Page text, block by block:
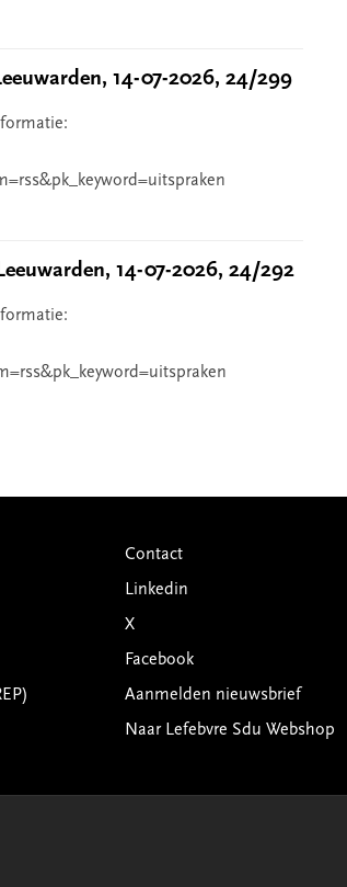
14-07-2026, 24/299
14-07-2026, 24/292
Contact
Linkedin
X
Facebook
Aanmelden nieuwsbrief
Naar Lefebvre Sdu Webshop